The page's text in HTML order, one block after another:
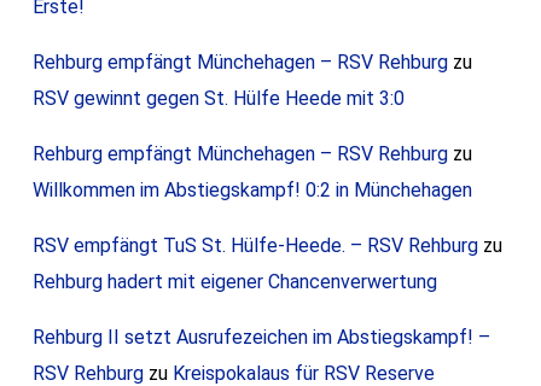
Erste!
Rehburg empfängt Münchehagen – RSV Rehburgzu
RSV gewinnt gegen St. Hülfe Heede mit 3:0
Rehburg empfängt Münchehagen – RSV Rehburgzu
Willkommen im Abstiegskampf! 0:2 in Münchehagen
RSV empfängt TuS St. Hülfe-Heede. – RSV Rehburgzu
Rehburg hadert mit eigener Chancenverwertung
Rehburg II setzt Ausrufezeichen im Abstiegskampf! –
RSV Rehburgzu Kreispokalaus für RSV Reserve